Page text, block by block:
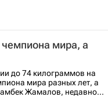
мира, а
до 74 килограммов на
мира разных лет, а
Жамалов, недавно...